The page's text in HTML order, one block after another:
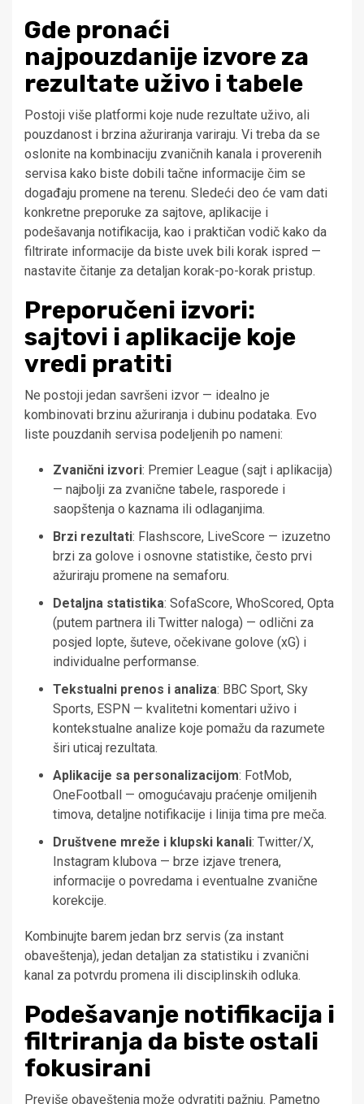
Gde pronaći
najpouzdanije izvore za
rezultate uživo i tabele
Postoji više platformi koje nude rezultate uživo, ali
pouzdanost i brzina ažuriranja variraju. Vi treba da se
oslonite na kombinaciju zvaničnih kanala i proverenih
servisa kako biste dobili tačne informacije čim se
događaju promene na terenu. Sledeći deo će vam dati
konkretne preporuke za sajtove, aplikacije i
podešavanja notifikacija, kao i praktičan vodič kako da
filtrirate informacije da biste uvek bili korak ispred —
nastavite čitanje za detaljan korak-po-korak pristup.
Preporučeni izvori:
sajtovi i aplikacije koje
vredi pratiti
Ne postoji jedan savršeni izvor — idealno je
kombinovati brzinu ažuriranja i dubinu podataka. Evo
liste pouzdanih servisa podeljenih po nameni:
Zvanični izvori: Premier League (sajt i aplikacija)
— najbolji za zvanične tabele, rasporede i
saopštenja o kaznama ili odlaganjima.
Brzi rezultati: Flashscore, LiveScore — izuzetno
brzi za golove i osnovne statistike, često prvi
ažuriraju promene na semaforu.
Detaljna statistika: SofaScore, WhoScored, Opta
(putem partnera ili Twitter naloga) — odlični za
posjed lopte, šuteve, očekivane golove (xG) i
individualne performanse.
Tekstualni prenos i analiza: BBC Sport, Sky
Sports, ESPN — kvalitetni komentari uživo i
kontekstualne analize koje pomažu da razumete
širi uticaj rezultata.
Aplikacije sa personalizacijom: FotMob,
OneFootball — omogućavaju praćenje omiljenih
timova, detaljne notifikacije i linija tima pre meča.
Društvene mreže i klupski kanali: Twitter/X,
Instagram klubova — brze izjave trenera,
informacije o povredama i eventualne zvanične
korekcije.
Kombinujte barem jedan brz servis (za instant
obaveštenja), jedan detaljan za statistiku i zvanični
kanal za potvrdu promena ili disciplinskih odluka.
Podešavanje notifikacija i
filtriranja da biste ostali
fokusirani
Previše obaveštenja može odvratiti pažnju. Pametno